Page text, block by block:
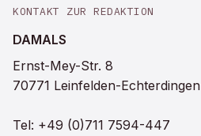
KONTAKT ZUR REDAKTION
DAMALS
Ernst-Mey-Str. 8
70771 Leinfelden-Echterdingen
Tel: +49 (0)711 7594-447